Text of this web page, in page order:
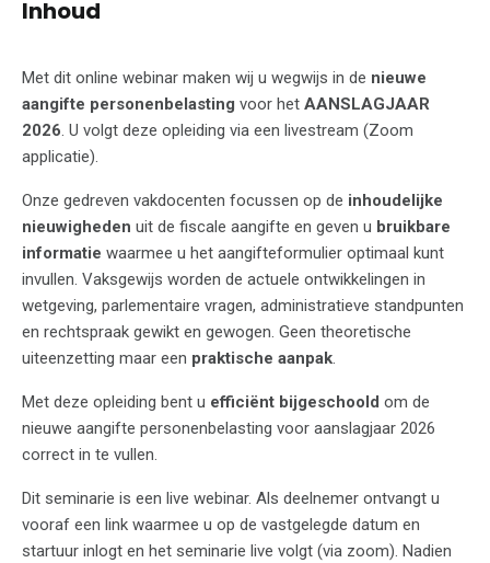
Inhoud
Met dit online webinar maken wij u wegwijs in de nieuwe
aangifte personenbelasting voor het AANSLAGJAAR
2026. U volgt deze opleiding via een livestream (Zoom
applicatie).
Onze gedreven vakdocenten focussen op de inhoudelijke
nieuwigheden uit de fiscale aangifte en geven u bruikbare
informatie waarmee u het aangifteformulier optimaal kunt
invullen. Vaksgewijs worden de actuele ontwikkelingen in
wetgeving, parlementaire vragen, administratieve standpunten
en rechtspraak gewikt en gewogen. Geen theoretische
uiteenzetting maar een praktische aanpak.
Met deze opleiding bent u efficiënt bijgeschoold om de
nieuwe aangifte personenbelasting voor aanslagjaar 2026
correct in te vullen.
Dit seminarie is een live webinar. Als deelnemer ontvangt u
vooraf een link waarmee u op de vastgelegde datum en
startuur inlogt en het seminarie live volgt (via zoom). Nadien